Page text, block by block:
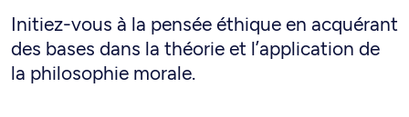
Initiez-vous à la pensée éthique en acquérant
des bases dans la théorie et l’application de
la philosophie morale.